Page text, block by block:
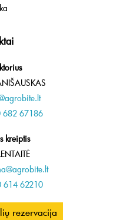
682 67186
kreiptis
614 62210
rezervacija